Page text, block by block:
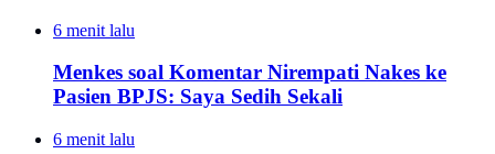
6 menit lalu
Menkes soal Komentar Nirempati Nakes ke
Pasien BPJS: Saya Sedih Sekali
6 menit lalu